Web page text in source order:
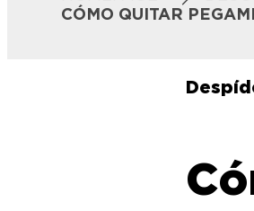
CÓMO QUITAR